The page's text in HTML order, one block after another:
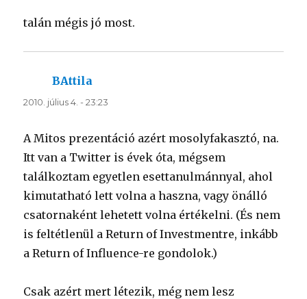
talán mégis jó most.
BAttila
2010. július 4. - 23:23
A Mitos prezentáció azért mosolyfakasztó, na.
Itt van a Twitter is évek óta, mégsem
találkoztam egyetlen esettanulmánnyal, ahol
kimutatható lett volna a haszna, vagy önálló
csatornaként lehetett volna értékelni. (És nem
is feltétlenül a Return of Investmentre, inkább
a Return of Influence-re gondolok.)
Csak azért mert létezik, még nem lesz